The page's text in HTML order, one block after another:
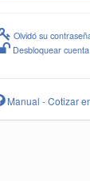
Olvidó su
Desbloquear cuenta
Manual - Cotizar